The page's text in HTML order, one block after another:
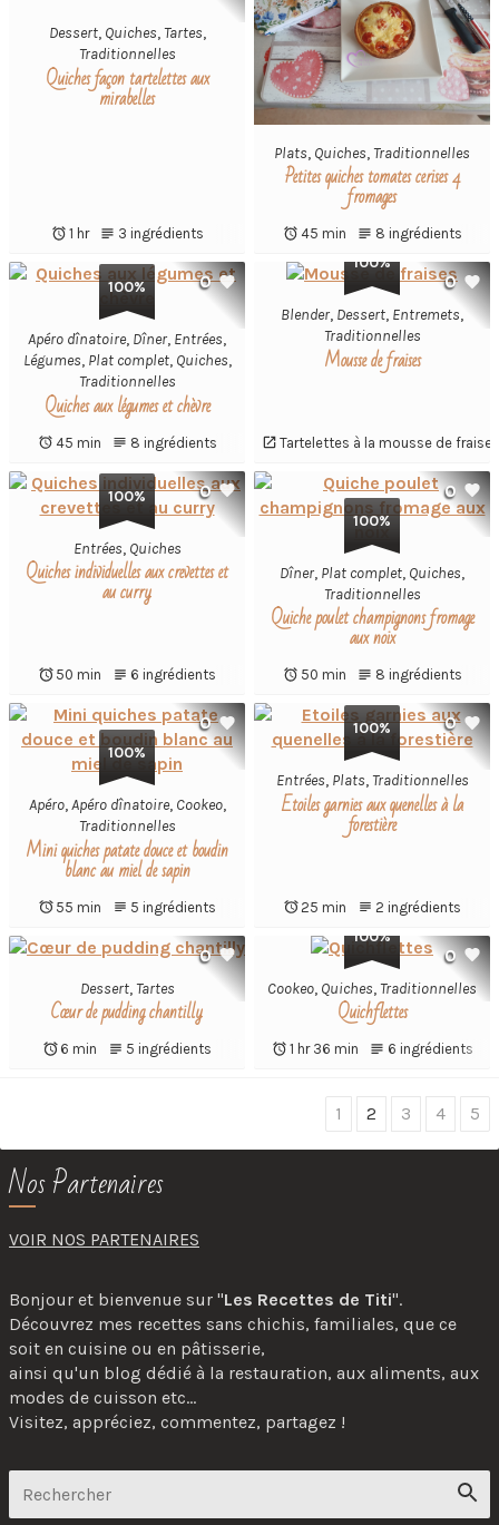
Dessert, Quiches,Tartes,
Traditionnelles
Quiches façon tartelettes aux
mirabelles
1 hr 3 ingrédients
Plats, Quiches,Traditionnelles
Petites quiches tomates cerises 4
fromages
45 min 8 ingrédients
100% 0
Apéro dînatoire, Dîner, Entrées,
Légumes, Plat complet, Quiches,
Traditionnelles
Quiches aux légumes et chèvre
45 min 8 ingrédients
100%
0
Blender, Dessert, Entremets,
Traditionnelles
Mousse de fraises
Tartelettes à la mousse de fraises
100% 0
Entrées, Quiches
Quiches individuelles aux crevettes et
au curry
50 min 6 ingrédients
100%
0
Dîner, Plat complet, Quiches,
Traditionnelles
Quiche poulet champignons fromage
aux noix
50 min 8 ingrédients
100%
0
Apéro,Apéro dînatoire, Cookeo,
Traditionnelles
Mini quiches patate douce et boudin
blanc au miel de sapin
55 min 5 ingrédients
100% 0
Entrées, Plats,Traditionnelles
Etoiles garnies aux quenelles à la
forestière
25 min 2 ingrédients
0
Dessert,Tartes
Cœur de pudding chantilly
6 min 5 ingrédients
100%
0
Cookeo, Quiches,Traditionnelles
Quichflettes
1 hr 36 min 6 ingrédients
page
1 2 3 4 5
Nos Partenaires
VOIR NOS PARTENAIRES
Bonjour et bienvenue sur "Les Recettes de Titi".
Découvrez mes recettes sans chichis, familiales, que ce
soit en cuisine ou en pâtisserie,
ainsi qu'un blog dédié à la restauration, aux aliments, aux
modes de cuisson etc...
Visitez, appréciez, commentez, partagez !